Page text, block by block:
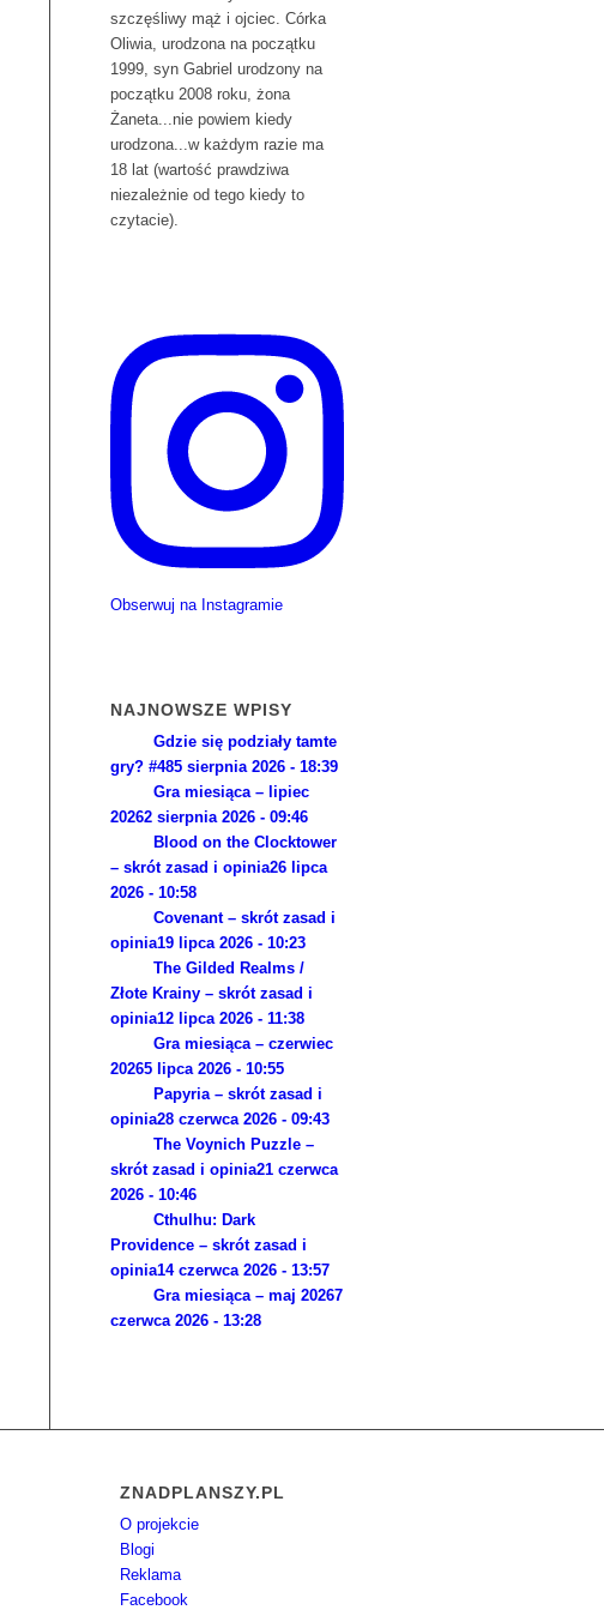
szczęśliwy mąż i ojciec. Córka
Oliwia, urodzona na początku
1999, syn Gabriel urodzony na
początku 2008 roku, żona
Żaneta...nie powiem kiedy
urodzona...w każdym razie ma
18 lat (wartość prawdziwa
niezależnie od tego kiedy to
czytacie).
Obserwuj na Instagramie
NAJNOWSZE WPISY
Gdzie się podziały tamte
gry? #485 sierpnia 2026 - 18:39
Gra miesiąca – lipiec
20262 sierpnia 2026 - 09:46
Blood on the Clocktower
– skrót zasad i opinia26 lipca
2026 - 10:58
Covenant – skrót zasad i
opinia19 lipca 2026 - 10:23
The Gilded Realms /
Złote Krainy – skrót zasad i
opinia12 lipca 2026 - 11:38
Gra miesiąca – czerwiec
20265 lipca 2026 - 10:55
Papyria – skrót zasad i
opinia28 czerwca 2026 - 09:43
The Voynich Puzzle –
skrót zasad i opinia21 czerwca
2026 - 10:46
Cthulhu: Dark
Providence – skrót zasad i
opinia14 czerwca 2026 - 13:57
Gra miesiąca – maj 20267
czerwca 2026 - 13:28
ZNADPLANSZY.PL
O projekcie
Blogi
Reklama
Facebook